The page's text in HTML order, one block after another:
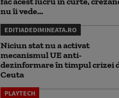
nu îi vede...
EDITIADEDIMINEATA.RO
Niciun stat nu a activat
mecanismul UE anti-
dezinformare în timpul crizei
Ceuta
PLAYTECH